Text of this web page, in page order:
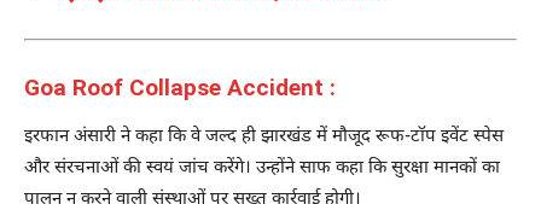
Goa Roof Collapse Accident :
इरफान अंसारी ने कहा कि वे जल्द ही झारखंड में मौजूद रूफ-टॉप इवेंट स्पेस
और संरचनाओं की स्वयं जांच करेंगे। उन्होंने साफ कहा कि सुरक्षा मानकों का
पालन न करने वाली संस्थाओं पर सख्त कार्रवाई होगी।